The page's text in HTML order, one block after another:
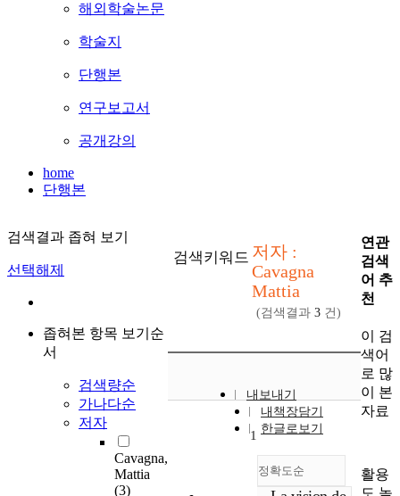
해외학술논문
학술지
단행본
연구보고서
공개강의
home
단행본
검색결과 좁혀 보기
선택해제
좁혀본 항목 보기순
서
검색량순
가나다순
저자
Cavagna,
Mattia
(3)
검색키워드 저자 :
Cavagna
Mattia
(검색결과 3 건)
내보내기
내책장담기
한글로보기
정확도순
1
연관
검색
어 추
천
이 검
색어
로 많
이 본
자료
활용
도 높